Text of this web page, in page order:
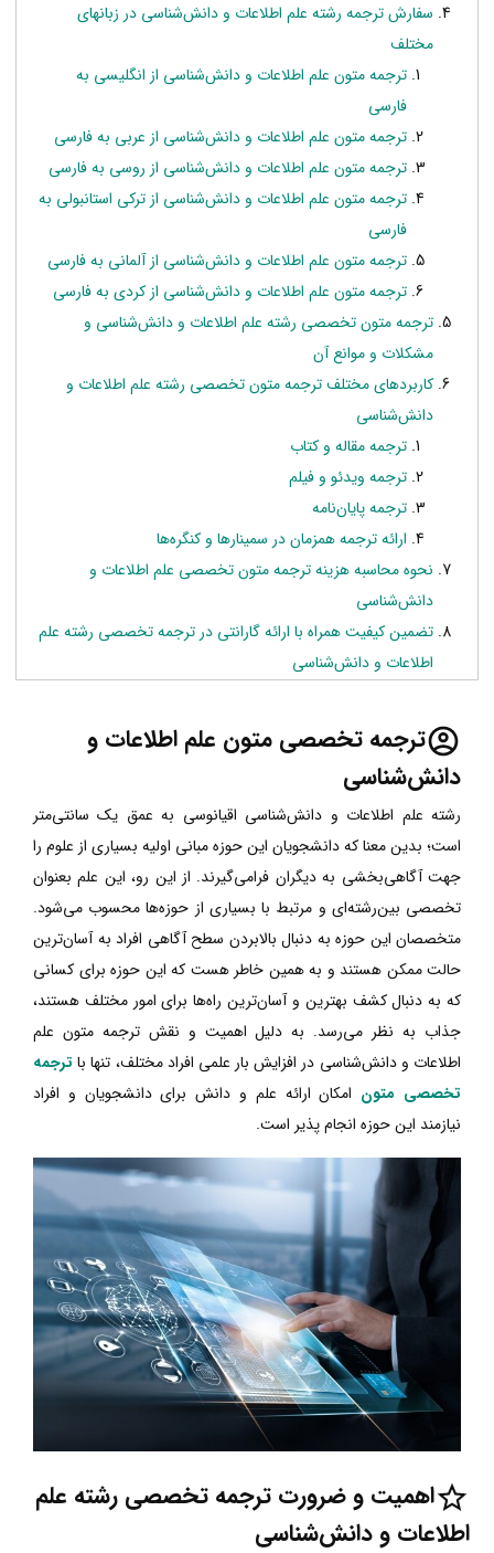
سفارش ترجمه رشته علم اطلاعات و دانش‌شناسی در زبانهای
مختلف
ترجمه متون علم اطلاعات و دانش‌شناسی از انگلیسی به
فارسی
ترجمه متون علم اطلاعات و دانش‌شناسی از عربی به فارسی
ترجمه متون علم اطلاعات و دانش‌شناسی از روسی به فارسی
ترجمه متون علم اطلاعات و دانش‌شناسی از ترکی استانبولی به
فارسی
ترجمه متون علم اطلاعات و دانش‌شناسی از آلمانی به فارسی
ترجمه متون علم اطلاعات و دانش‌شناسی از کردی به فارسی
ترجمه متون تخصصی رشته علم اطلاعات و دانش‌شناسی و
مشکلات و موانع آن
کاربردهای مختلف ترجمه متون تخصصی رشته علم اطلاعات و
دانش‌شناسی
ترجمه مقاله و کتاب
ترجمه ویدئو و فیلم
ترجمه پایان‌نامه
ارائه ترجمه همزمان در سمینارها و کنگره‌ها
نحوه محاسبه هزینه ترجمه متون تخصصی علم اطلاعات و
دانش‌شناسی
تضمین کیفیت همراه با ارائه گارانتی در ترجمه تخصصی رشته علم
اطلاعات و دانش‌شناسی
ترجمه تخصصی متون علم اطلاعات و
دانش‌شناسی
رشته علم اطلاعات و دانش‌شناسی اقیانوسی به عمق یک سانتی‌متر
است؛ بدین معنا که دانشجویان این حوزه مبانی اولیه بسیاری از علوم را
جهت آگاهی‌بخشی به دیگران فرامی‌گیرند. از این رو، این علم بعنوان
تخصصی بین‌رشته‌ای و مرتبط با بسیاری از حوزه‌ها محسوب می‌شود.
متخصصان این حوزه به دنبال بالابردن سطح آگاهی افراد به آسان‌ترین
حالت ممکن هستند و به همین خاطر هست که این حوزه برای کسانی
که به دنبال کشف بهترین و آسان‌ترین راه‌ها برای امور مختلف هستند،
جذاب به نظر می‌رسد. به دلیل اهمیت و نقش ترجمه متون علم
اطلاعات و دانش‌شناسی در افزایش بار علمی افراد مختلف، تنها باترجمه
تخصصی متون امکان ارائه علم و دانش برای دانشجویان و افراد
نیازمند این حوزه انجام پذیر است.
اهمیت و ضرورت ترجمه تخصصی رشته علم
اطلاعات و دانش‌شناسی